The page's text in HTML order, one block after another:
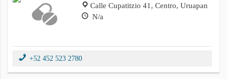
Calle Cupatitzio 41, Centro, Uruapan
N/a
+52 452 523 2780